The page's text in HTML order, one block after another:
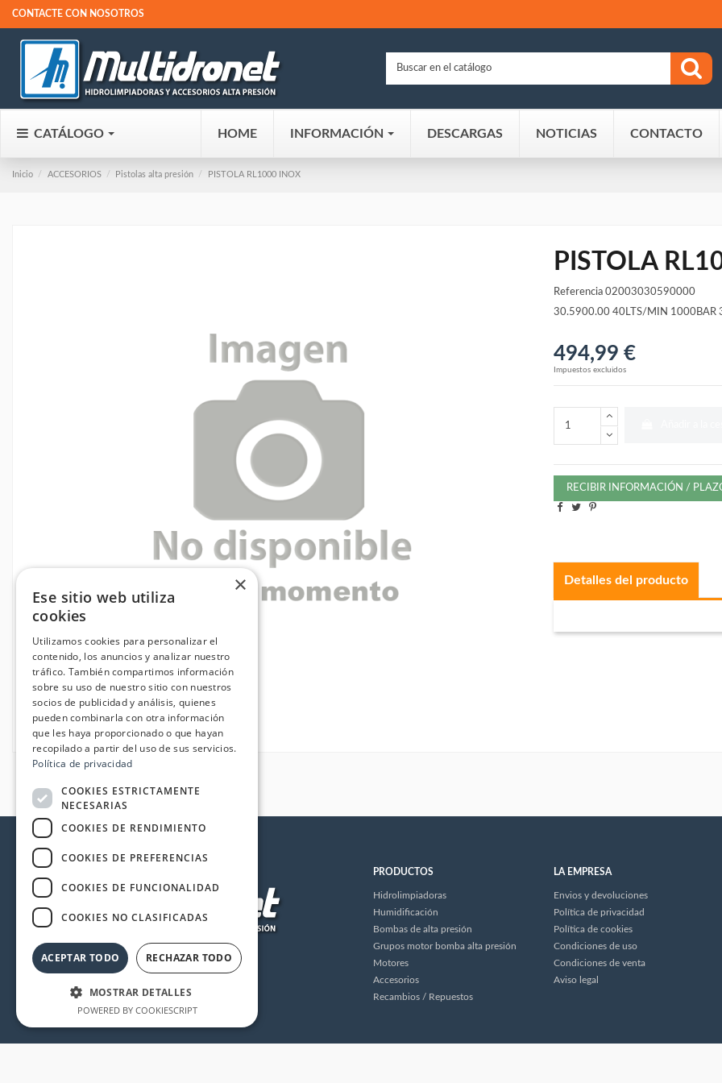
CONTACTE CON NOSOTROS
CATÁLOGO HOME INFORMACIÓN DESCARGAS NOTICIAS CONTACTO
Inicio ACCESORIOS Pistolas alta presión PISTOLA RL1000 INOX
PISTOLA
Referencia 02003030590000
30.5900.00 40LTS/MIN 1000BAR
494,99 €
Impuestos excluidos
RECIBIR INFORMACIÓN /
Detalles del producto
PRODUCTOS
Hidrolimpiadoras
Humidificación
Bombas de alta presión
Grupos motor bomba alta presión
Motores
Accesorios
Recambios / Repuestos
LA EMPRESA
Envios y devoluciones
Política de privacidad
Política de cookies
Condiciones de uso
Condiciones de venta
Aviso legal
×
Ese sitio web utiliza
cookies
Utilizamos cookies para personalizar el
contenido, los anuncios y analizar nuestro
tráfico. También compartimos información
sobre su uso de nuestro sitio con nuestros
socios de publicidad y análisis, quienes
pueden combinarla con otra información
que les haya proporcionado o que hayan
recopilado a partir del uso de sus servicios.
Política de privacidad
COOKIES ESTRICTAMENTE
NECESARIAS
COOKIES DE RENDIMIENTO
COOKIES DE PREFERENCIAS
COOKIES DE FUNCIONALIDAD
COOKIES NO CLASIFICADAS
ACEPTAR TODO RECHAZAR TODO
MOSTRAR DETALLES
POWERED BY COOKIESCRIPT